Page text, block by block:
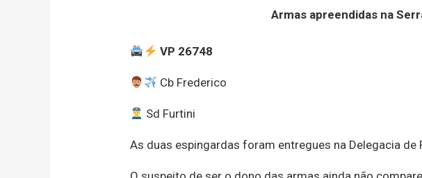
Armas apreendidas na
VP 26748
Cb Frederico
Sd Furtini
As duas espingardas foram entregues na Delegacia de